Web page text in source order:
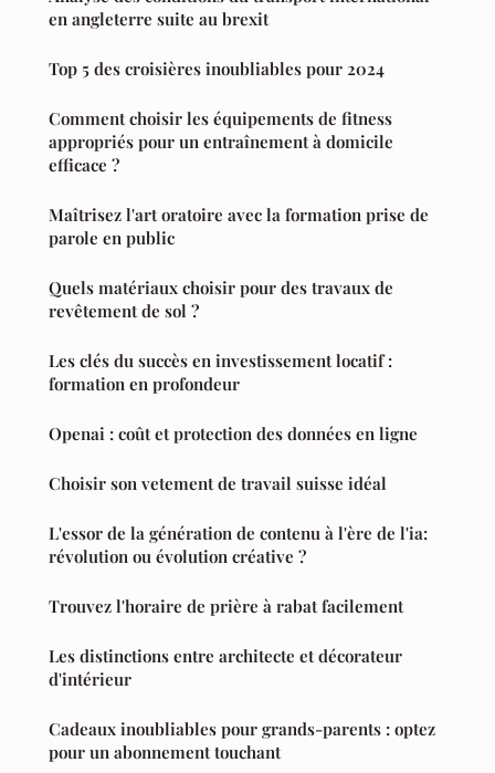
en angleterre suite au brexit
Top 5 des croisières inoubliables pour 2024
Comment choisir les équipements de fitness
appropriés pour un entraînement à domicile
efficace ?
Maîtrisez l'art oratoire avec la formation prise de
parole en public
Quels matériaux choisir pour des travaux de
revêtement de sol ?
Les clés du succès en investissement locatif :
formation en profondeur
Openai : coût et protection des données en ligne
Choisir son vetement de travail suisse idéal
L'essor de la génération de contenu à l'ère de l'ia:
révolution ou évolution créative ?
Trouvez l'horaire de prière à rabat facilement
Les distinctions entre architecte et décorateur
d'intérieur
Cadeaux inoubliables pour grands-parents : optez
pour un abonnement touchant